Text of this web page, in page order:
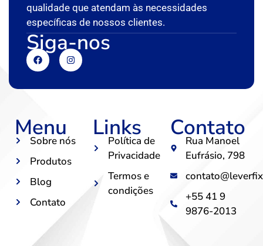
qualidade que atendam às necessidades
específicas de nossos clientes.
Siga-nos
Menu
Sobre nós
Produtos
Blog
Contato
Links
Política de
Privacidade
Termos e
condições
Contato
Rua Manoel
Eufrásio, 798
+55 41 9
9876-2013